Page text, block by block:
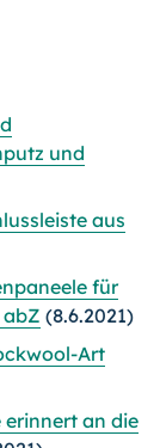
und
aus
für
(8.6.2021)
Art
an die